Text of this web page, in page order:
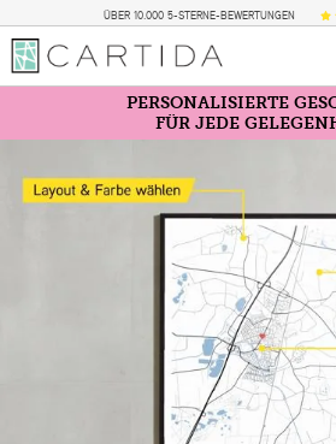
ÜBER 10.000 5-STERNE-BEWERTUNGEN
PERSONALISIERTE
FÜR JEDE